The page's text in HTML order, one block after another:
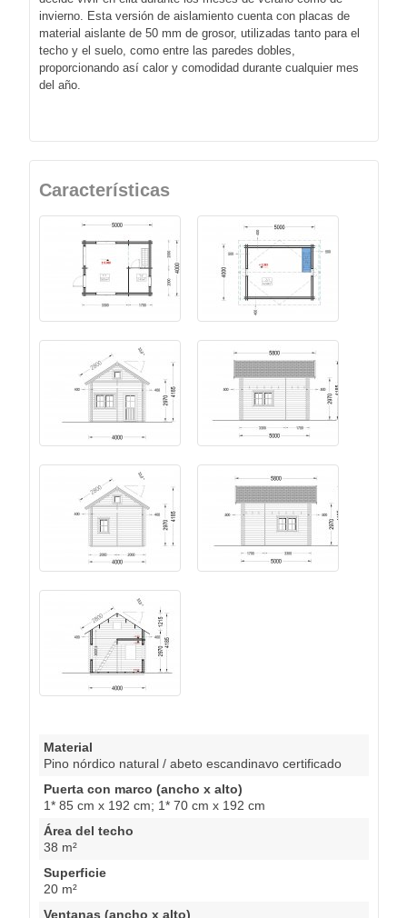
invierno. Esta versión de aislamiento cuenta con placas de
material aislante de 50 mm de grosor, utilizadas tanto para el
techo y el suelo, como entre las paredes dobles,
proporcionando así calor y comodidad durante cualquier mes
del año.
Características
Material
Pino nórdico natural / abeto escandinavo certificado
Puerta con marco (ancho x alto)
1* 85 cm x 192 cm; 1* 70 cm x 192 cm
Área del techo
38 m²
Superficie
20 m²
Ventanas (ancho x alto)